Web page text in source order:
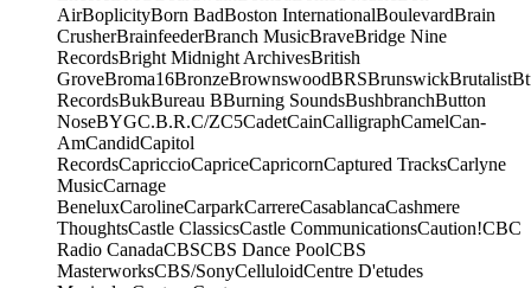
AirBoplicityBorn BadBoston InternationalBoulevardBrain
CrusherBrainfeederBranch MusicBraveBridge Nine
RecordsBright Midnight ArchivesBritish
GroveBroma16BronzeBrownswoodBRSBrunswickBrutalist
RecordsBukBureau BBurning SoundsBushbranchButton
NoseBYGC.B.R.C/ZC5CadetCainCalligraphCamelCan-
AmCandidCapitol
RecordsCapriccioCapriceCapricornCaptured TracksCarlyne
MusicCarnage
BeneluxCarolineCarparkCarrereCasablancaCashmere
ThoughtsCastle ClassicsCastle CommunicationsCaution!CBC
Radio CanadaCBSCBS Dance PoolCBS
MasterworksCBS/SonyCelluloidCentre D'etudes